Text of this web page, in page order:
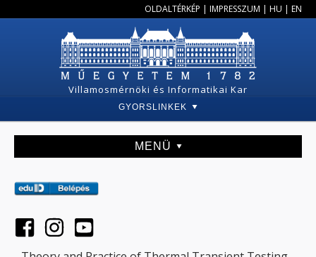
OLDALTÉRKÉP | IMPRESSZUM | HU | EN
Villamosmérnöki és Informatikai Kar
GYORSLINKEK
MENÜ